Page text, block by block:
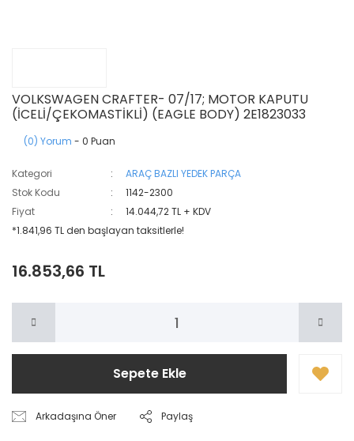
VOLKSWAGEN CRAFTER- 07/17; MOTOR KAPUTU
(İCELİ/ÇEKOMASTİKLİ) (EAGLE BODY) 2E1823033
(0) Yorum - 0 Puan
Kategori
ARAÇ BAZLI YEDEK PARÇA
Stok Kodu
1142-2300
Fiyat
14.044,72 TL + KDV
*1.841,96 TL den başlayan taksitlerle!
16.853,66 TL
Sepete Ekle
Arkadaşına Öner Paylaş